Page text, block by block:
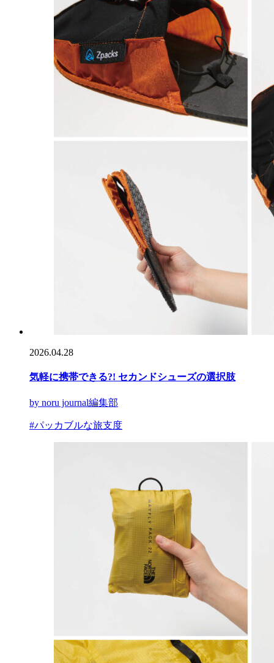
2026.04.28
気軽に携帯できる?! セカンドシューズの選択肢
by noru journal編集部
#パッカブルな旅支度